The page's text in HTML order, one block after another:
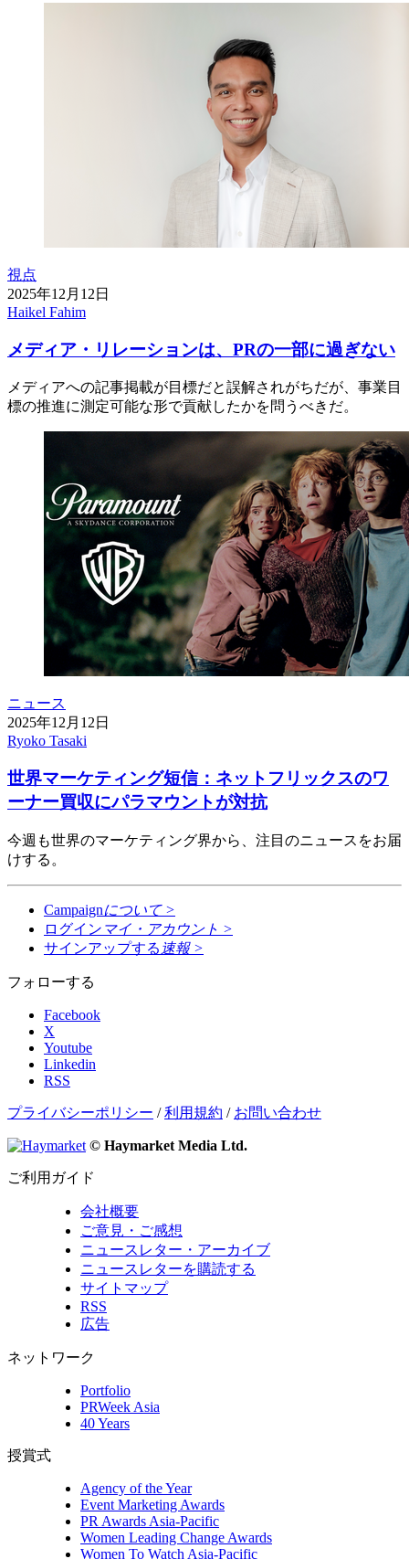
視点
2025年12月12日
Haikel Fahim
メディア・リレーションは、PRの一部に過ぎない
メディアへの記事掲載が目標だと誤解されがちだが、事業目
標の推進に測定可能な形で貢献したかを問うべきだ。
ニュース
2025年12月12日
Ryoko Tasaki
世界マーケティング短信：ネットフリックスのワ
ーナー買収にパラマウントが対抗
今週も世界のマーケティング界から、注目のニュースをお届
けする。
Campaignについて >
ログイン マイ・アカウント >
サインアップする 速報 >
フォローする
Facebook
X
Youtube
Linkedin
RSS
プライバシーポリシー /利用規約 / お問い合わせ
© Haymarket Media Ltd.
ご利用ガイド
会社概要
ご意見・ご感想
ニュースレター・アーカイブ
ニュースレターを購読する
サイトマップ
RSS
広告
ネットワーク
Portfolio
PRWeek Asia
40 Years
授賞式
Agency of the Year
Event Marketing Awards
PR Awards Asia-Pacific
Women Leading Change Awards
Women To Watch Asia-Pacific